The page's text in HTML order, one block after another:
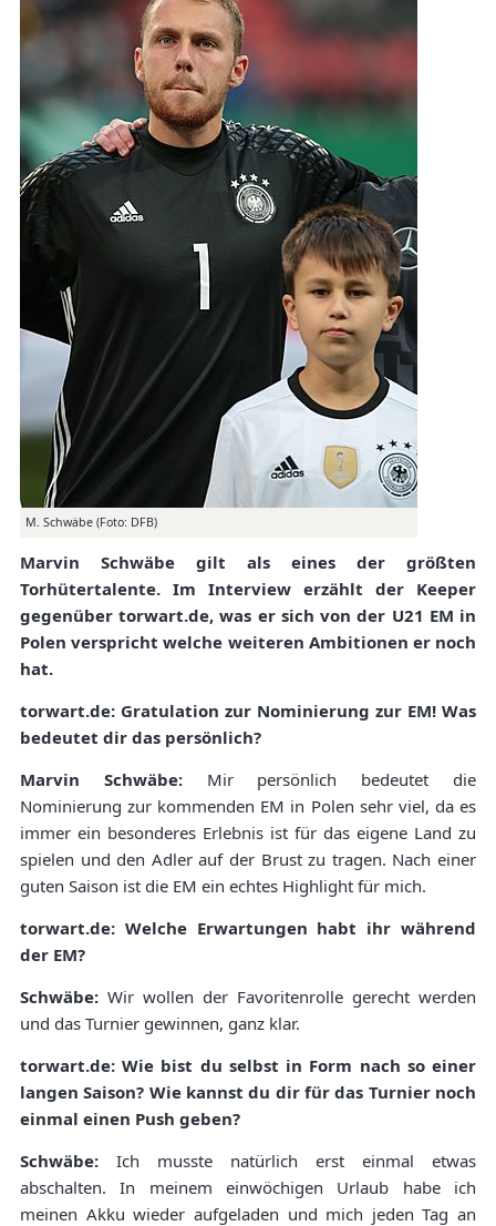
M. Schwäbe (Foto: DFB)
Marvin Schwäbe gilt als eines der größten
Torhütertalente. Im Interview erzählt der Keeper
gegenüber torwart.de, was er sich von der U21 EM in
Polen verspricht welche weiteren Ambitionen er noch
hat.
torwart.de: Gratulation zur Nominierung zur EM! Was
bedeutet dir das persönlich?
Marvin Schwäbe:Mir persönlich bedeutet die
Nominierung zur kommenden EM in Polen sehr viel, da es
immer ein besonderes Erlebnis ist für das eigene Land zu
spielen und den Adler auf der Brust zu tragen. Nach einer
guten Saison ist die EM ein echtes Highlight für mich.
torwart.de: Welche Erwartungen habt ihr während
der EM?
Schwäbe: Wir wollen der Favoritenrolle gerecht werden
und das Turnier gewinnen, ganz klar.
torwart.de: Wie bist du selbst in Form nach so einer
langen Saison? Wie kannst du dir für das Turnier noch
einmal einen Push geben?
Schwäbe: Ich musste natürlich erst einmal etwas
abschalten. In meinem einwöchigen Urlaub habe ich
meinen Akku wieder aufgeladen und mich jeden Tag an